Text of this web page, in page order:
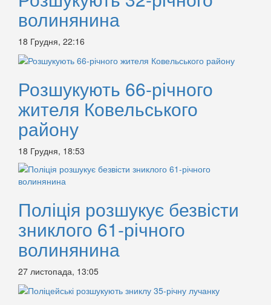
волинянина
18 Грудня, 22:16
Розшукують 66-річного
жителя Ковельського
району
18 Грудня, 18:53
Поліція розшукує безвісти
зниклого 61-річного
волинянина
27 листопада, 13:05